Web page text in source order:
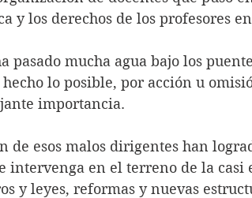
y los derechos de los profesores
pasado mucha agua bajo los
lo posible, por acción u
importancia.
de esos malos dirigentes han
intervenga en el terreno de la casi
y leyes, reformas y nuevas